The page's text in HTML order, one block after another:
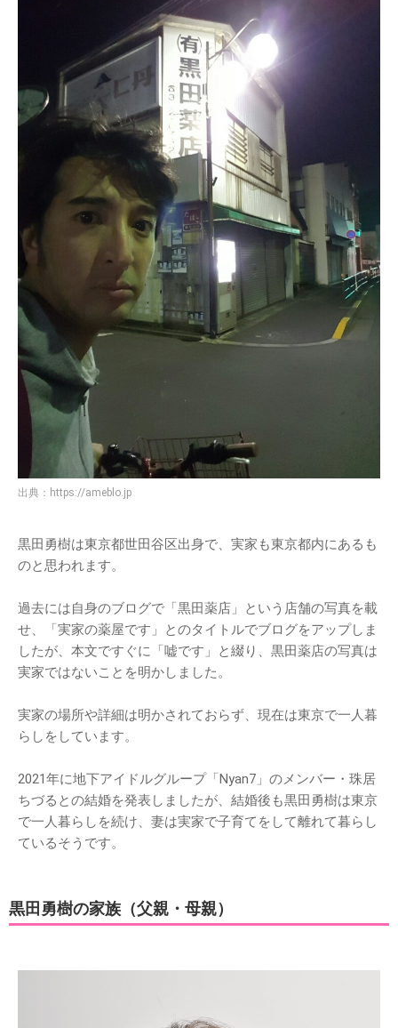
出典： https://ameblo.jp
黒田勇樹は東京都世田谷区出身で、実家も東京都内にあるも
のと思われます。
過去には自身のブログで「黒田薬店」という店舗の写真を載
せ、「実家の薬屋です」とのタイトルでブログをアップしま
したが、本文ですぐに「嘘です」と綴り、黒田薬店の写真は
実家ではないことを明かしました。
実家の場所や詳細は明かされておらず、現在は東京で一人暮
らしをしています。
2021年に地下アイドルグループ「Nyan7」のメンバー・珠居
ちづるとの結婚を発表しましたが、結婚後も黒田勇樹は東京
で一人暮らしを続け、妻は実家で子育てをして離れて暮らし
ているそうです。
黒田勇樹の家族（父親・母親）